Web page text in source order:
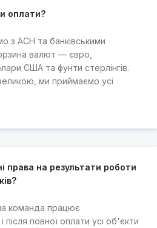
оплати?
ACH та банківськими
валют — євро,
США та фунти стерлінгів.
ми приймаємо усі
права на результати роботи
команда працює
повної оплати усі об'єкти